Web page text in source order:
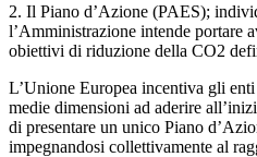
2. Il Piano d’Azione (PAES);
l’Amministrazione intende portare
obiettivi di riduzione della CO2
L’Unione Europea incentiva gli
medie dimensioni ad aderire
di presentare un unico Piano
impegnandosi collettivamente al